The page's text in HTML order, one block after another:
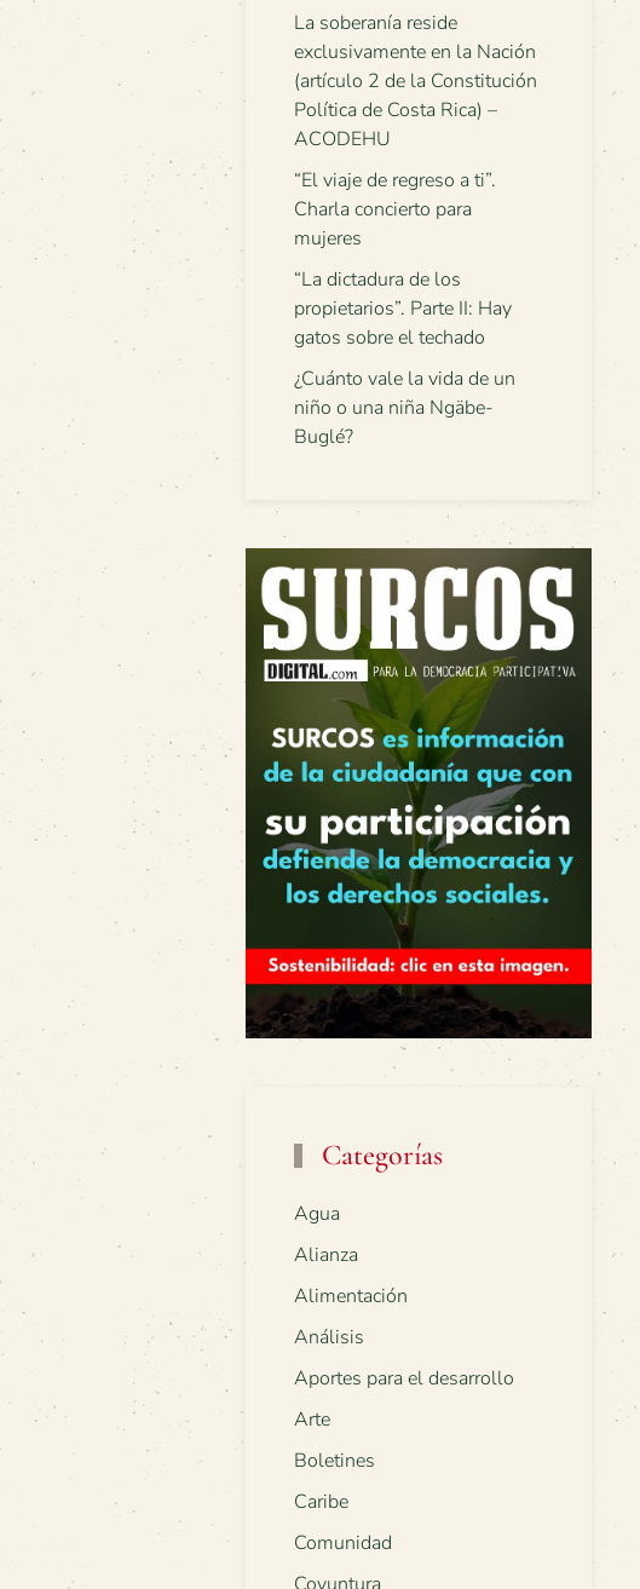
La soberanía reside
exclusivamente en la Nación
(artículo 2 de la Constitución
Política de Costa Rica) –
ACODEHU
“El viaje de regreso a ti”.
Charla concierto para
mujeres
“La dictadura de los
propietarios”. Parte II: Hay
gatos sobre el techado
¿Cuánto vale la vida de un
niño o una niña Ngäbe-
Buglé?
Categorías
Agua
Alianza
Alimentación
Análisis
Aportes para el desarrollo
Arte
Boletines
Caribe
Comunidad